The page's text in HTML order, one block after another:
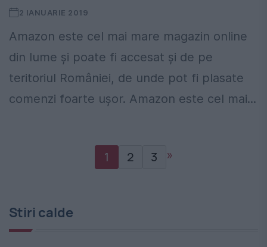
2 IANUARIE 2019
Amazon este cel mai mare magazin online
din lume şi poate fi accesat şi de pe
teritoriul României, de unde pot fi plasate
comenzi foarte uşor. Amazon este cel mai...
1 2 3 »
Stiri calde